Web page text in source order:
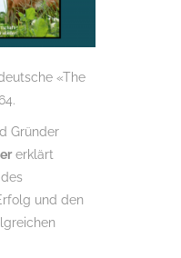
«The
Gründer
erklärt
und den